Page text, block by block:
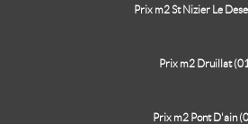
Prix m2 St Nizier Le
Prix m2 Druillat
Prix m2 Pont D'ain